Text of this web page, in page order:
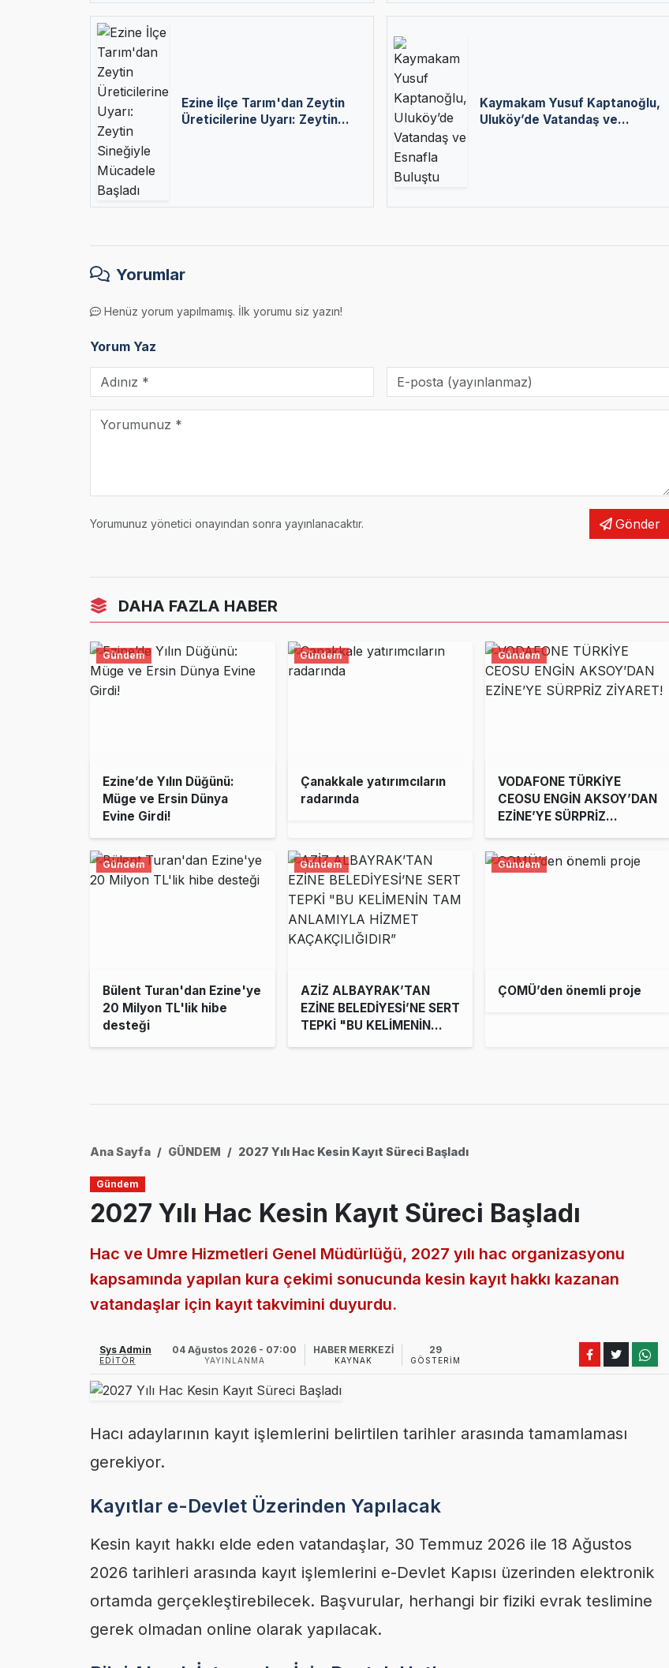
Ezine İlçe Tarım'dan Zeytin
Üreticilerine Uyarı: Zeytin
Kaymakam Yusuf Kaptanoğlu,
Uluköy’de Vatandaş ve
Yorumlar
Henüz yorum yapılmamış. İlk yorumu siz yazın!
Yorum Yaz
Yorumunuz yönetici onayından sonra yayınlanacaktır. Gönder
DAHA FAZLA HABER
Gündem
Ezine’de Yılın Düğünü:
Müge ve Ersin Dünya
Evine Girdi!
Gündem
Çanakkale yatırımcıların
radarında
Gündem
VODAFONE TÜRKİYE
CEOSU ENGİN AKSOY’DAN
EZİNE’YE SÜRPRİZ
Gündem
Bülent Turan'dan Ezine'ye
20 Milyon TL'lik hibe
desteği
Gündem
AZİZ ALBAYRAK’TAN
EZİNE BELEDİYESİ’NE SERT
TEPKİ "BU KELİMENİN
Gündem
ÇOMÜ’den önemli proje
Ana Sayfa GÜNDEM 2027 Yılı Hac Kesin Kayıt Süreci Başladı
Gündem
2027 Yılı Hac Kesin Kayıt Süreci Başladı
Hac ve Umre Hizmetleri Genel Müdürlüğü, 2027 yılı hac organizasyonu
kapsamında yapılan kura çekimi sonucunda kesin kayıt hakkı kazanan
vatandaşlar için kayıt takvimini duyurdu.
Sys Admin
EDITÖR
04 Ağustos 2026 - 07:00
YAYINLANMA
HABER MERKEZİ
KAYNAK
29
GÖSTERIM
Hacı adaylarının kayıt işlemlerini belirtilen tarihler arasında tamamlaması
gerekiyor.
Kayıtlar e-Devlet Üzerinden Yapılacak
Kesin kayıt hakkı elde eden vatandaşlar, 30 Temmuz 2026 ile 18 Ağustos
2026 tarihleri arasında kayıt işlemlerini e-Devlet Kapısı üzerinden elektronik
ortamda gerçekleştirebilecek. Başvurular, herhangi bir fiziki evrak teslimine
gerek olmadan online olarak yapılacak.